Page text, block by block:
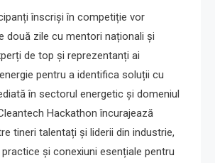
înscriși în competiție vor
două zile cu mentori naționali și
de top și reprezentanți ai
pentru a identifica soluții cu
în sectorul energetic și domeniul
Hackathon încurajează
tineri talentați și liderii din industrie,
și conexiuni esențiale pentru